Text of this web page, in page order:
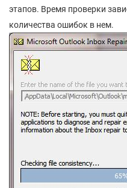
этапов. Время проверки
количества ошибок в нем.